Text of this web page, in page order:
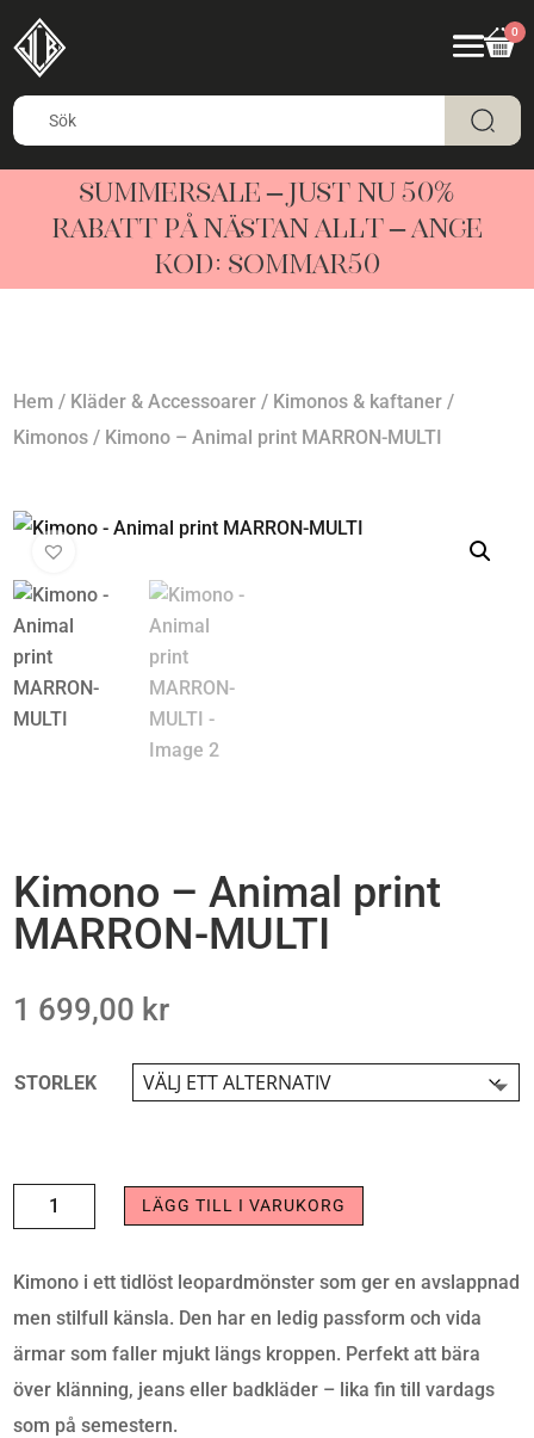
0
SUMMERSALE – JUST NU 50%
RABATT PÅ NÄSTAN ALLT – ANGE
KOD: SOMMAR50
Hem / Kläder & Accessoarer / Kimonos & kaftaner /
Kimonos / Kimono – Animal print MARRON-MULTI
Kimono – Animal print
MARRON-MULTI
1 699,00 kr
STORLEK
KIMONO
-
ANIMAL
MARRON-
MULTI
MÄNGD
LÄGG TILL I VARUKORG
Kimono i ett tidlöst leopardmönster som ger en avslappnad
men stilfull känsla. Den har en ledig passform och vida
ärmar som faller mjukt längs kroppen. Perfekt att bära
över klänning, jeans eller badkläder – lika fin till vardags
som på semestern.